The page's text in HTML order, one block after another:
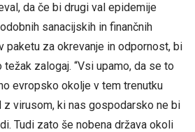
da če bi drugi val epidemije
sanacijskih in finančnih
paketu za okrevanje in odpornost, bi
zalogaj. “Vsi upamo, da se to
evropsko okolje v tem trenutku
z virusom, ki nas gospodarsko ne bi
Tudi zato še nobena država okoli